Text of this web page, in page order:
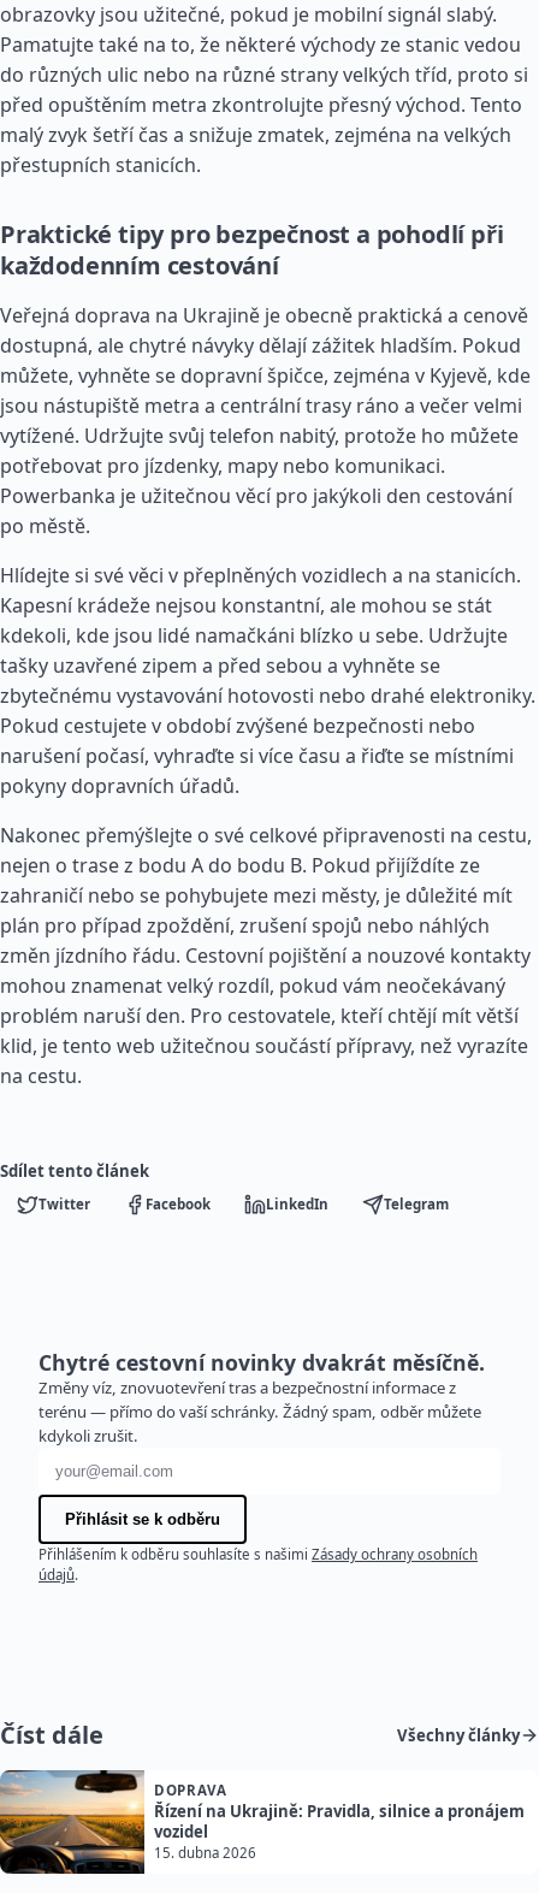
obrazovky jsou užitečné, pokud je mobilní signál slabý.
Pamatujte také na to, že některé východy ze stanic vedou
do různých ulic nebo na různé strany velkých tříd, proto si
před opuštěním metra zkontrolujte přesný východ. Tento
malý zvyk šetří čas a snižuje zmatek, zejména na velkých
přestupních stanicích.
Praktické tipy pro bezpečnost a pohodlí při
každodenním cestování
Veřejná doprava na Ukrajině je obecně praktická a cenově
dostupná, ale chytré návyky dělají zážitek hladším. Pokud
můžete, vyhněte se dopravní špičce, zejména v Kyjevě, kde
jsou nástupiště metra a centrální trasy ráno a večer velmi
vytížené. Udržujte svůj telefon nabitý, protože ho můžete
potřebovat pro jízdenky, mapy nebo komunikaci.
Powerbanka je užitečnou věcí pro jakýkoli den cestování
po městě.
Hlídejte si své věci v přeplněných vozidlech a na stanicích.
Kapesní krádeže nejsou konstantní, ale mohou se stát
kdekoli, kde jsou lidé namačkáni blízko u sebe. Udržujte
tašky uzavřené zipem a před sebou a vyhněte se
zbytečnému vystavování hotovosti nebo drahé elektroniky.
Pokud cestujete v období zvýšené bezpečnosti nebo
narušení počasí, vyhraďte si více času a řiďte se místními
pokyny dopravních úřadů.
Nakonec přemýšlejte o své celkové připravenosti na cestu,
nejen o trase z bodu A do bodu B. Pokud přijíždíte ze
zahraničí nebo se pohybujete mezi městy, je důležité mít
plán pro případ zpoždění, zrušení spojů nebo náhlých
změn jízdního řádu. Cestovní pojištění a nouzové kontakty
mohou znamenat velký rozdíl, pokud vám neočekávaný
problém naruší den. Pro cestovatele, kteří chtějí mít větší
klid, je tento web užitečnou součástí přípravy, než vyrazíte
na cestu.
Sdílet tento článek
Twitter Facebook LinkedIn Telegram
Chytré cestovní novinky dvakrát měsíčně.
Změny víz, znovuotevření tras a bezpečnostní informace z
terénu — přímo do vaší schránky. Žádný spam, odběr můžete
kdykoli zrušit.
E-mailová adresa
Přihlásit se k odběru
Přihlášením k odběru souhlasíte s našimi Zásady ochrany osobních
údajů.
Číst dále Všechny články
DOPRAVA
Řízení na Ukrajině: Pravidla, silnice a pronájem
vozidel
15. dubna 2026